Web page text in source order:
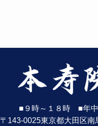
■９時～１８時 ■年
〒143-0025東京都大田区南